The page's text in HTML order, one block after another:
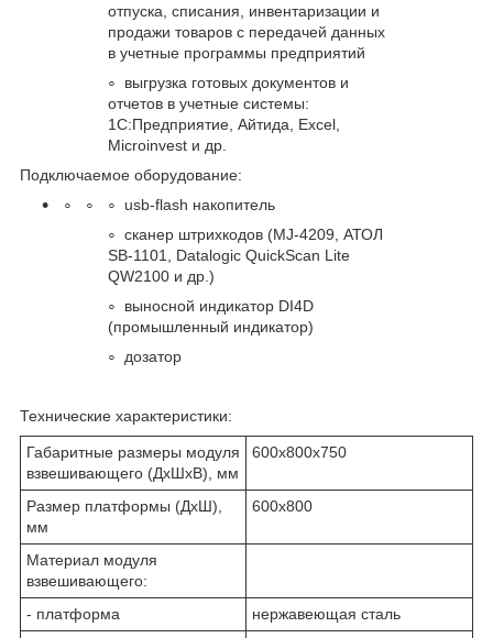
отпуска, списания, инвентаризации и
продажи товаров с передачей данных
в учетные программы предприятий
выгрузка готовых документов и
отчетов в учетные системы:
1С:Предприятие, Айтида, Excel,
Microinvest и др.
Подключаемое оборудование:
usb-flash накопитель
сканер штрихкодов (MJ-4209, АТОЛ
SB-1101, Datalogic QuickScan Lite
QW2100 и др.)
выносной индикатор DI4D
(промышленный индикатор)
дозатор
Технические характеристики:
Габаритные размеры модуля
взвешивающего (ДхШхВ), мм
600х800х750
Размер платформы (ДхШ),
мм
600х800
Материал модуля
взвешивающего:
- платформа
нержавеющая сталь